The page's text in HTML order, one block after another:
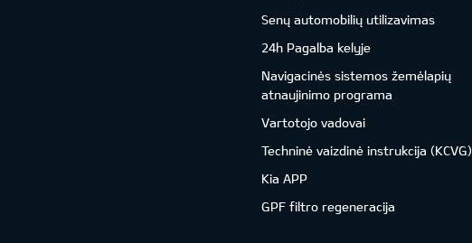
Senų automobilių utilizavimas
24h Pagalba kelyje
Navigacinės sistemos žemėlapių
atnaujinimo programa
Vartotojo vadovai
Techninė vaizdinė instrukcija (KCVG)
Kia APP
GPF filtro regeneracija